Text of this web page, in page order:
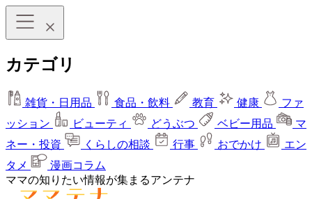
カテゴリ
雑貨・日用品 食品・飲料 教育 健康
ファ
ッション
ビューティ どうぶつ ベビー用品
マ
ネー・投資
くらしの相談 行事 おでかけ
エン
タメ
漫画コラム
ママの知りたい情報が集まるアンテナ